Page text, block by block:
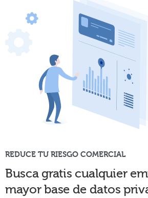
REDUCE TU RIESGO COMERCIAL
Busca gratis cualquier
mayor base de datos